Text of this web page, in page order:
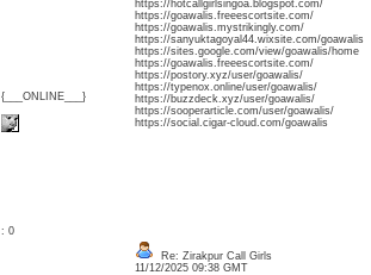
{___ONLINE___}
https://hotcallgirlsingoa.blogspot.com/
https://goawalis.freeescortsite.com/
https://goawalis.mystrikingly.com/
https://sanyuktagoyal44.wixsite.com/goawalis
https://sites.google.com/view/goawalis/home
https://goawalis.freeescortsite.com/
https://postory.xyz/user/goawalis/
https://typenox.online/user/goawalis/
https://buzzdeck.xyz/user/goawalis/
https://sooperarticle.com/user/goawalis/
https://social.cigar-cloud.com/goawalis
: 0
Re: Zirakpur Call Girls
11/12/2025 09:38 GMT